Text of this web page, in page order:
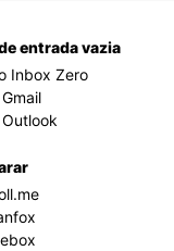
entrada vazia
Inbox Zero